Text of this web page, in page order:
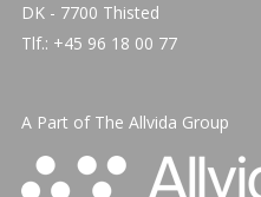
DK - 7700 Thisted
Tlf.: +45 96 18 00 77
A Part of The Allvida Group